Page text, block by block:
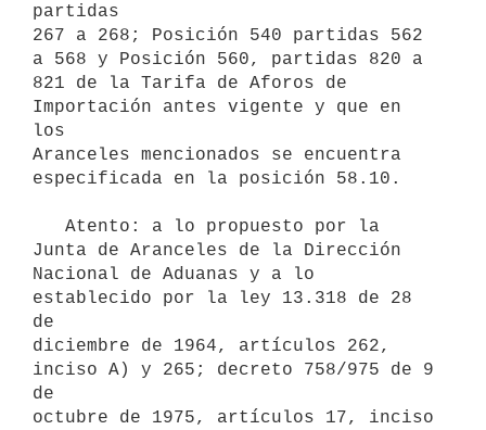
partidas
267 a 268; Posición 540 partidas 562
a 568 y Posición 560, partidas 820 a
821 de la Tarifa de Aforos de
Importación antes vigente y que en
los
Aranceles mencionados se encuentra
especificada en la posición 58.10.
Junta de Aranceles de la Dirección
Nacional de Aduanas y a lo
establecido por la ley 13.318 de 28
de
diciembre de 1964, artículos 262,
inciso A) y 265; decreto 758/975 de 9
de
octubre de 1975, artículos 17, inciso